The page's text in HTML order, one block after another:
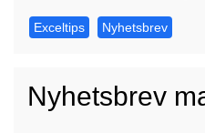
Exceltips Nyhetsbrev
Nyhetsbrev